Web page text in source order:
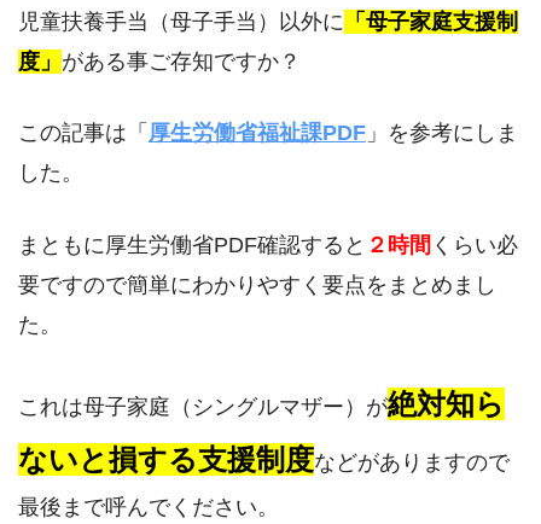
児童扶養手当（母子手当）以外に 「母子家庭支援制
度」 がある事ご存知ですか？
この記事は「 厚生労働省福祉課PDF 」を参考にしま
した。
まともに厚生労働省PDF確認すると ２時間 くらい必
要ですので簡単にわかりやすく要点をまとめまし
た。
これは母子家庭（シングルマザー）が絶対知ら
ないと損する支援制度などがありますので
最後まで呼んでください。